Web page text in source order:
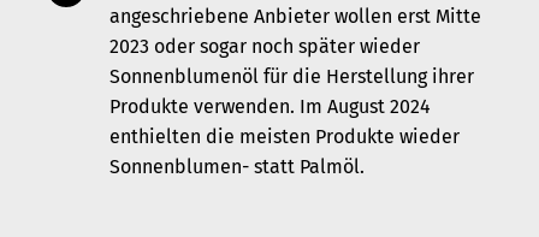
angeschriebene Anbieter wollen erst Mitte
2023 oder sogar noch später wieder
Sonnenblumenöl für die Herstellung ihrer
Produkte verwenden. Im August 2024
enthielten die meisten Produkte wieder
Sonnenblumen- statt Palmöl.